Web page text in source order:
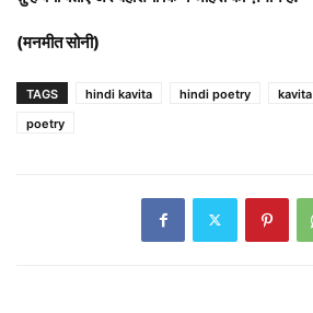
(मनमीत सोनी)
TAGS hindi kavita hindi poetry kavita
poetry